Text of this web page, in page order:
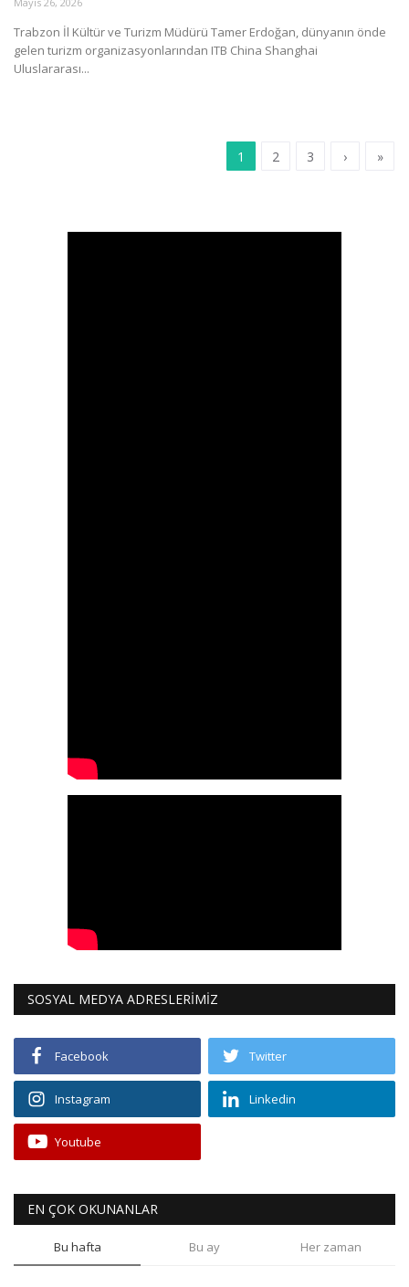
Trabzon İl Kültür ve Turizm Müdürü Tamer Erdoğan, dünyanın önde
gelen turizm organizasyonlarından ITB China Shanghai
Uluslararası...
1 2 3 › »
SOSYAL MEDYA ADRESLERİMİZ
Facebook Twitter
Instagram Linkedin
Youtube
EN ÇOK OKUNANLAR
Bu hafta Bu ay Her zaman